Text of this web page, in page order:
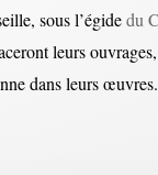
sous l’égidedu
leurs
dans leurs